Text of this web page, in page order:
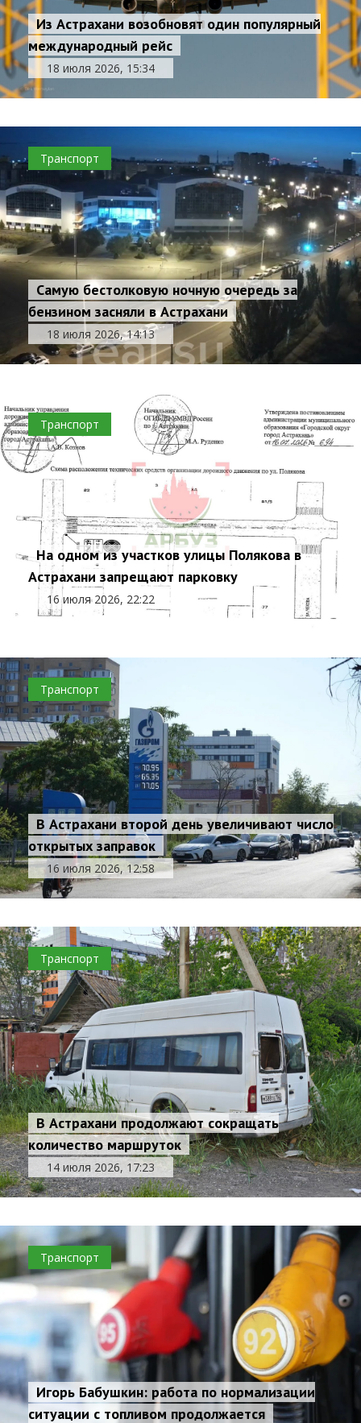
Из Астрахани возобновят один популярный
международный рейс
18 июля 2026, 15:34
Транспорт
Самую бестолковую ночную очередь за
бензином засняли в Астрахани
18 июля 2026, 14:13
Транспорт
На одном из участков улицы Полякова в
Астрахани запрещают парковку
16 июля 2026, 22:22
Транспорт
В Астрахани второй день увеличивают число
открытых заправок
16 июля 2026, 12:58
Транспорт
В Астрахани продолжают сокращать
количество маршруток
14 июля 2026, 17:23
Транспорт
Игорь Бабушкин: работа по нормализации
ситуации с топливом продолжается